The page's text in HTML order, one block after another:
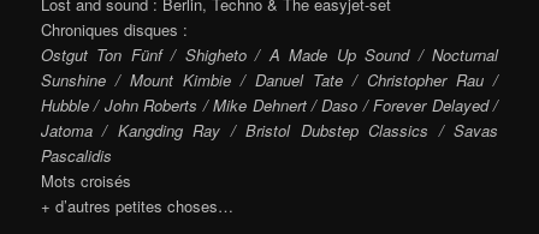
Chroniques disques :
Ostgut Ton Fünf / Shigheto / A Made Up Sound / Nocturnal
Sunshine / Mount Kimbie / Danuel Tate / Christopher Rau /
Hubble / John Roberts / Mike Dehnert/ Daso/ Forever Delayed /
Jatoma / Kangding Ray /Bristol Dubstep Classics / Savas
Pascalidis
Mots croisés
+ d’autres petites choses…